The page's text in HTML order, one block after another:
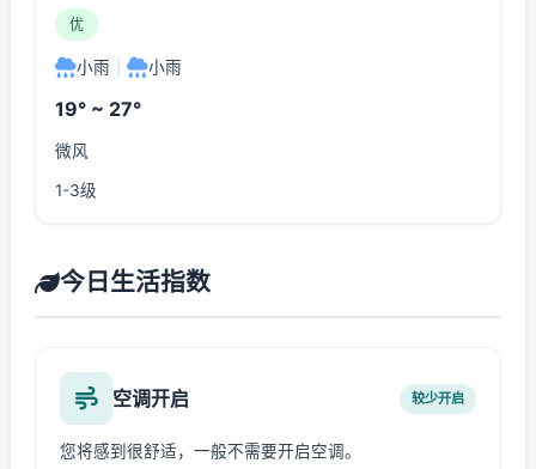
优
小雨 小雨
19° ~ 27°
微风
1-3级
今日生活指数
空调开启 较少开启
您将感到很舒适，一般不需要开启空调。